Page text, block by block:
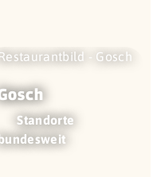
Standorte